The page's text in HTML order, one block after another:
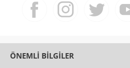
ÖNEMLI BILGILER